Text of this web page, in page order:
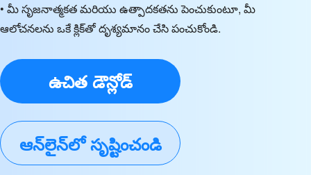
• మీ సృజనాత్మకత మరియు ఉత్పాదకతను పెంచుకుంటూ, మీ
ఆలోచనలను ఒకే క్లిక్‌తో దృశ్యమానం చేసి పంచుకోండి.
ఉచిత డౌన్లోడ్
ఆన్‌లైన్‌లో సృష్టించండి